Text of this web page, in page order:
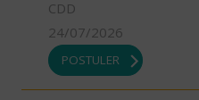
CDD
24/07/2026
POSTULER